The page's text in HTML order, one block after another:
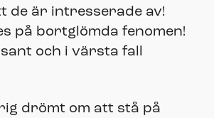
de är intresserade av!
på bortglömda fenomen!
och i värsta fall
drömt om att stå på